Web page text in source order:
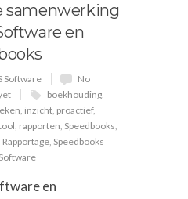
samenwerking
en
Software
No
boekhouding,
, inzicht, proactief,
, rapporten, Speedbooks,
, Speedbooks
en